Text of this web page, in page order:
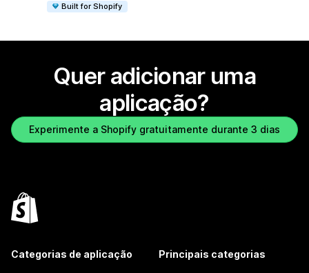
Built for Shopify
Quer adicionar uma
aplicação?
Experimente a Shopify gratuitamente durante 3 dias
Categorias de aplicação Principais categorias